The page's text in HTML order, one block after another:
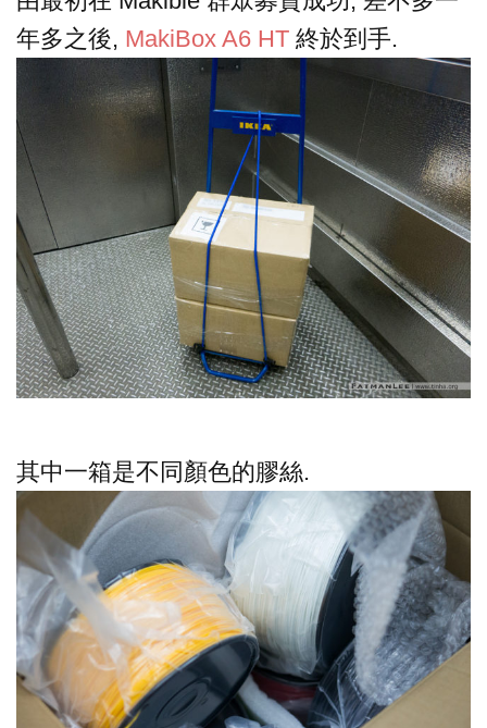
年多之後, MakiBox A6 HT 終於到手.
其中一箱是不同顏色的膠絲.